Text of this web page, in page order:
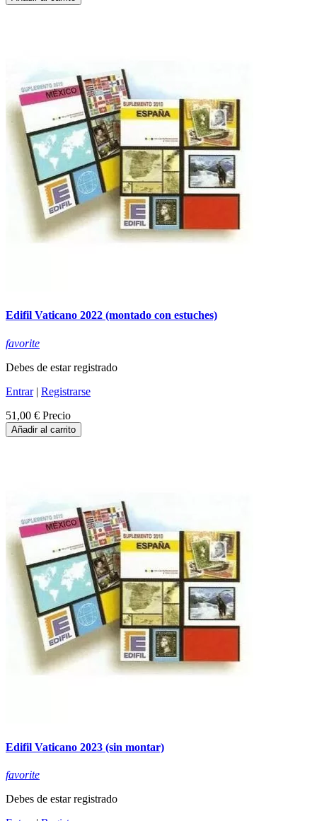
Edifil Vaticano 2022 (montado con estuches)
favorite
Debes de estar registrado
Entrar| Registrarse
51,00 € Precio
Añadir al carrito
Edifil Vaticano 2023 (sin montar)
favorite
Debes de estar registrado